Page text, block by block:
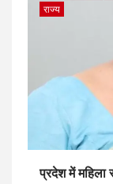
राज्य
प्रदेश में महिला